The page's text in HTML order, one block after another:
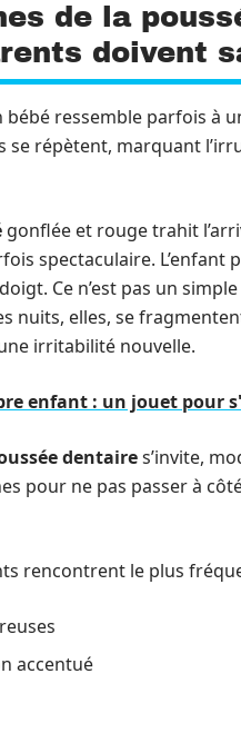
de la
doivent
bébé ressemble parfois à
se répètent, marquant
gonflée et rouge trahit
spectaculaire. L’enfant
Ce n’est pas un
nuits, elles, se
irritabilité nouvelle.
enfant : un jouet pour
dentaires’invite,
pour ne pas passer à
rencontrent le plus
accentué